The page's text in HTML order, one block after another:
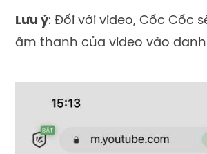
Lưu ý: Đối với video, Cốc Cốc
âm thanh của video vào